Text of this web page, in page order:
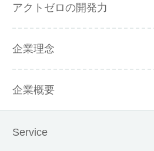
アクトゼロの開発力
企業理念
企業概要
Service